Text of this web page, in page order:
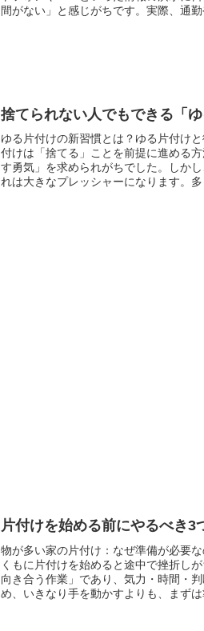
間がない」と感じがちです。実際、通
捨てられない人でもできる「
ゆる片付けの新習慣とは？ゆる片付け
付けは「捨てる」ことを前提に進める
す勇気」を求められがちでした。しか
れは大きなプレッシャーになります。
片付けを始める前にやるべき3
物が多い家の片付け：なぜ準備が必要
くもに片付けを始めると途中で挫折し
向き合う作業」であり、気力・時間・
め、いきなり手を動かすよりも、まずは